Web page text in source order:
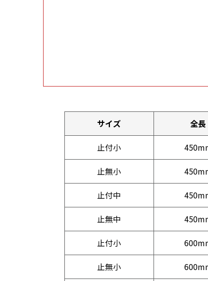
サイズ 全長
止付小
止無小
止付中
止無中
止付小
止無小